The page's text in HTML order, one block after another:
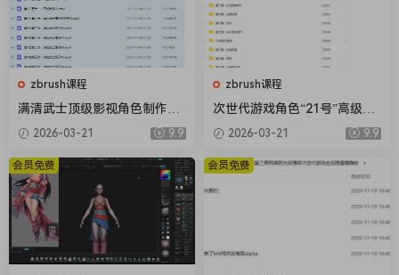
zbrush课程
满清武士顶级影视角色制作案
例教学
2026-03-21 9.9
zbrush课程
次世代游戏角色“21号”高级案
例教程【画质高清有素材】
2026-03-21 9.9
会员免费 会员免费